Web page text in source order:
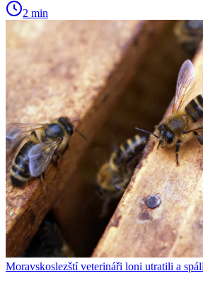
2 min
Moravskoslezští veterináři loni utratili a